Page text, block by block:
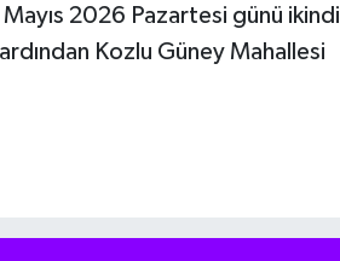
2026 Pazartesi günü ikindi
Kozlu Güney Mahallesi